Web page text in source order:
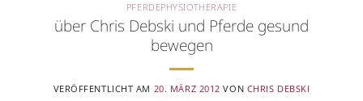
PFERDEPHYSIOTHERAPIE
über Chris Debski und Pferde gesund
bewegen
VERÖFFENTLICHT AM 20. MÄRZ 2012 VON CHRIS DEBSKI